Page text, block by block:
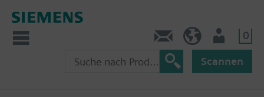
0
Scannen